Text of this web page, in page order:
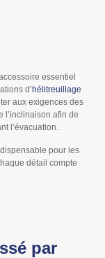
essentiel
d’ hélitreuillage
aux exigences des
l’inclinaison afin de
l’évacuation.
pour les
détail compte
par